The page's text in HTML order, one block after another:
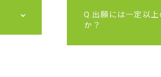
Q.出願には一定以
か？